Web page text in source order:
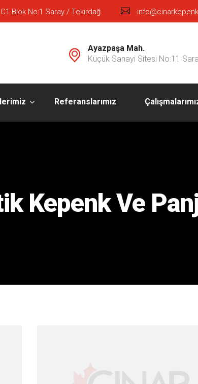
Blok No:1 Saray / Tekirdağ
Ayazpaşa Mah.
Küçük Sanayi Sitesi No:11
Referanslarımız
Kepenk Ve